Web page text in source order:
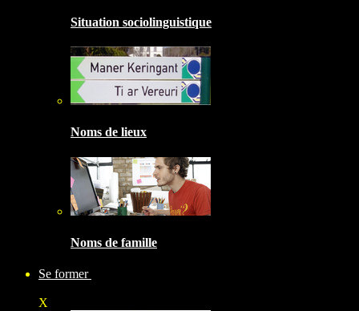
Situation sociolinguistique
Noms de lieux
Noms de famille
Se former
X